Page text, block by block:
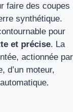
faire des coupes
synthétique.
pour
et précise. La
actionnée par
d’un moteur,